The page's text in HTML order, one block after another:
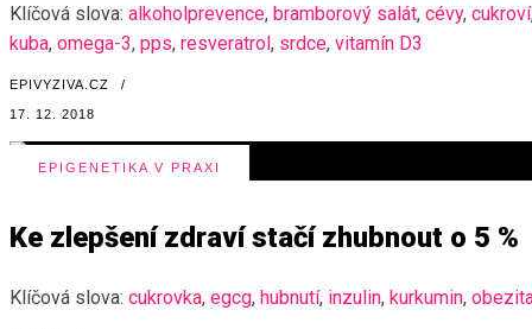
Klíčová slova: alkoholprevence, bramborový salát, cévy, cukroví
kuba, omega-3, pps, resveratrol, srdce, vitamín D3
EPIVYZIVA.CZ /
17. 12. 2018
EPIGENETIKA V PRAXI
Ke zlepšení zdraví stačí zhubnout o 5 %
Klíčová slova: cukrovka, egcg, hubnutí, inzulin, kurkumin,